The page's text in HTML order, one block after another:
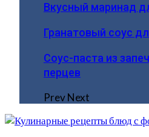
Вкусный маринад
Гранатовый соус
Соус-паста из
перцев
PrevNext